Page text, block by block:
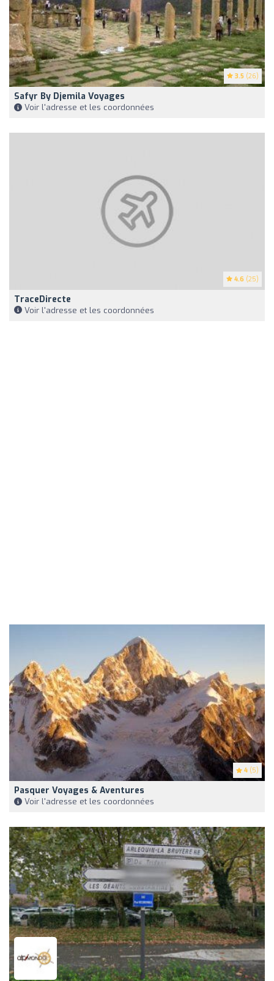
3.5 (26)
Safyr By Djemila Voyages
Voir l'adresse et les coordonnées
4.6 (25)
TraceDirecte
Voir l'adresse et les coordonnées
4 (5)
Pasquer Voyages & Aventures
Voir l'adresse et les coordonnées